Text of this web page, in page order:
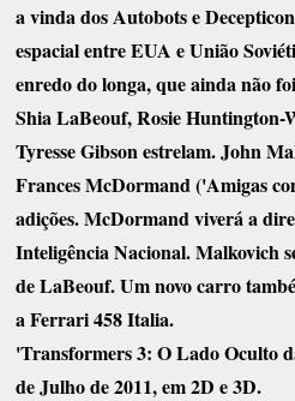
a vinda dos Autobots e
espacial entre EUA e União
enredo do longa, que ainda não
Shia LaBeouf, Rosie Huntington-
Tyresse Gibson estrelam. John
Frances McDormand ('Amigas
adições. McDormand viverá a
Inteligência Nacional. Malkovich
de LaBeouf. Um novo carro
a Ferrari 458 Italia.
'Transformers 3: O Lado Oculto
de Julho de 2011, em 2D e 3D.